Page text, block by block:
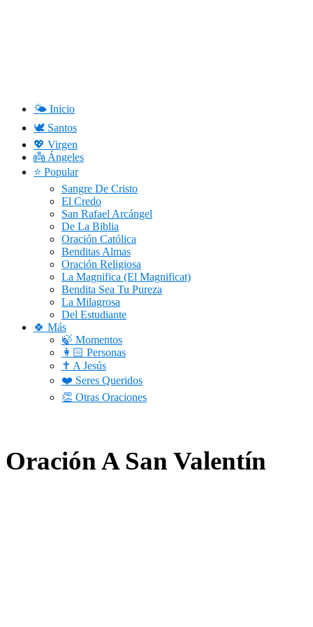
🌤️ Inicio
🕊️ Santos
💖 Virgen
👼 Ángeles
⭐ Popular
Sangre De Cristo
El Credo
San Rafael Arcángel
De La Biblia
Oración Católica
Benditas Almas
Oración Religiosa
La Magnifica (El Magnificat)
Bendita Sea Tu Pureza
La Milagrosa
Del Estudiante
🍀 Más
🍃 Momentos
👩🏻 Personas
✝️ A Jesús
❤️ Seres Queridos
👏 Otras Oraciones
Oración A San Valentín